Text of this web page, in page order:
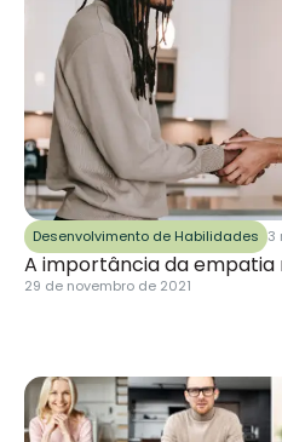
Desenvolvimento de Habilidades 3
A importância da empatia
29 de novembro de 2021